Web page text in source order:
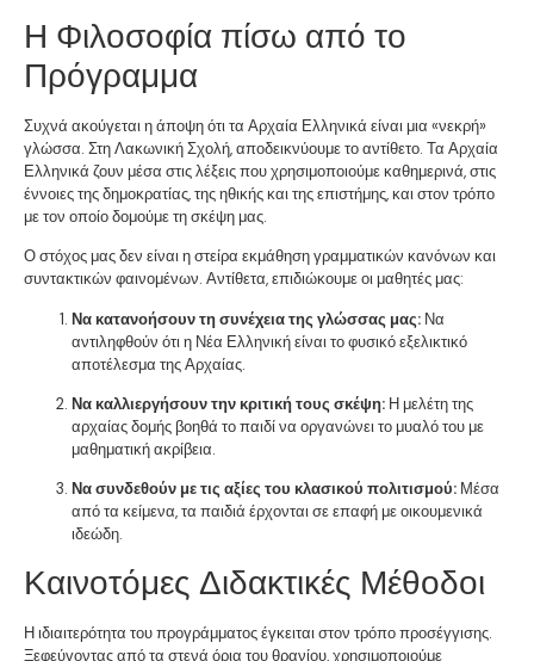
Η Φιλοσοφία πίσω από το
Πρόγραμμα
Συχνά ακούγεται η άποψη ότι τα Αρχαία Ελληνικά είναι μια «νεκρή»
γλώσσα. Στη Λακωνική Σχολή, αποδεικνύουμε το αντίθετο. Τα Αρχαία
Ελληνικά ζουν μέσα στις λέξεις που χρησιμοποιούμε καθημερινά, στις
έννοιες της δημοκρατίας, της ηθικής και της επιστήμης, και στον τρόπο
με τον οποίο δομούμε τη σκέψη μας.
Ο στόχος μας δεν είναι η στείρα εκμάθηση γραμματικών κανόνων και
συντακτικών φαινομένων. Αντίθετα, επιδιώκουμε οι μαθητές μας:
Να κατανοήσουν τη συνέχεια της γλώσσας μας: Να
αντιληφθούν ότι η Νέα Ελληνική είναι το φυσικό εξελικτικό
αποτέλεσμα της Αρχαίας.
Να καλλιεργήσουν την κριτική τους σκέψη: Η μελέτη της
αρχαίας δομής βοηθά το παιδί να οργανώνει το μυαλό του με
μαθηματική ακρίβεια.
Να συνδεθούν με τις αξίες του κλασικού πολιτισμού: Μέσα
από τα κείμενα, τα παιδιά έρχονται σε επαφή με οικουμενικά
ιδεώδη.
Καινοτόμες Διδακτικές Μέθοδοι
Η ιδιαιτερότητα του προγράμματος έγκειται στον τρόπο προσέγγισης.
Ξεφεύγοντας από τα στενά όρια του θρανίου, χρησιμοποιούμε